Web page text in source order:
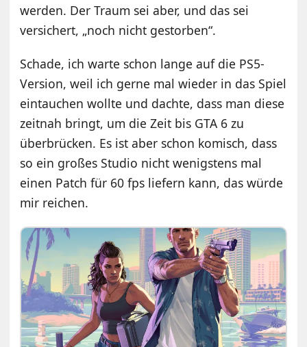
werden. Der Traum sei aber, und das sei
versichert, „noch nicht gestorben“.
Schade, ich warte schon lange auf die PS5-
Version, weil ich gerne mal wieder in das Spiel
eintauchen wollte und dachte, dass man diese
zeitnah bringt, um die Zeit bis GTA 6 zu
überbrücken. Es ist aber schon komisch, dass
so ein großes Studio nicht wenigstens mal
einen Patch für 60 fps liefern kann, das würde
mir reichen.